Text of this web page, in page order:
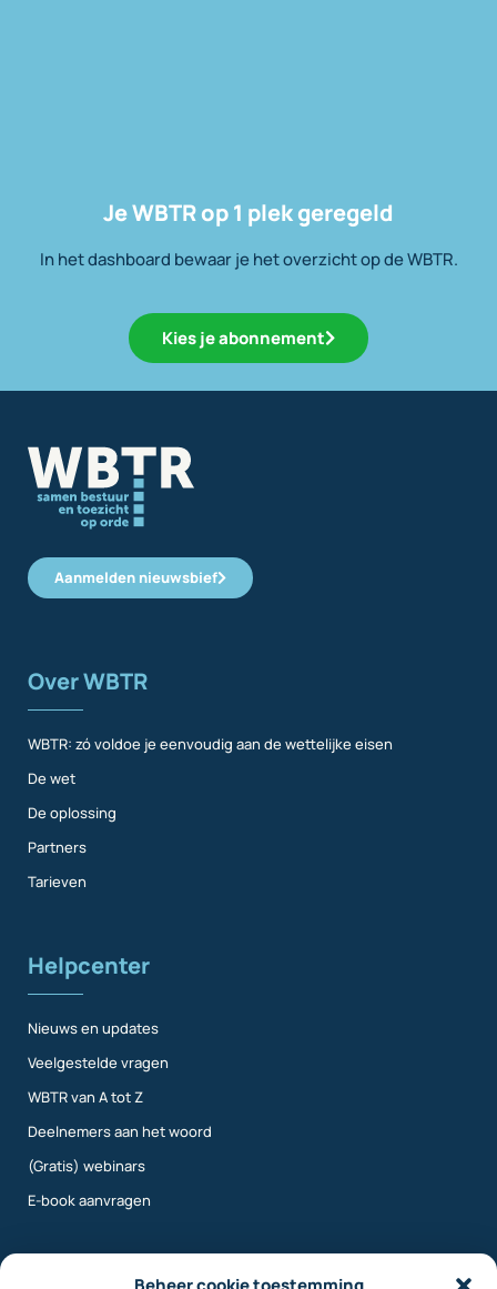
Je WBTR op 1 plek geregeld
In het dashboard bewaar je het overzicht op de WBTR.
Kies je abonnement
Aanmelden nieuwsbief
Over WBTR
WBTR: zó voldoe je eenvoudig aan de wettelijke eisen
De wet
De oplossing
Partners
Tarieven
Helpcenter
Nieuws en updates
Veelgestelde vragen
WBTR van A tot Z
Deelnemers aan het woord
(Gratis) webinars
E-book aanvragen